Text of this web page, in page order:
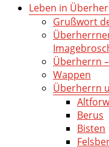
Leben in
Grußwort
Überherrn
Wappen
Überherrn
Berus
Bisten